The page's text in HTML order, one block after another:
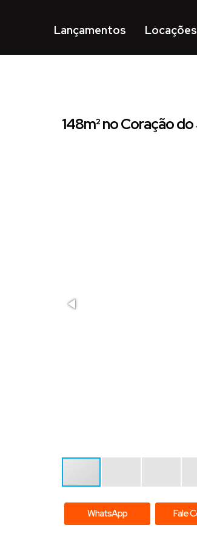
Locações
Lançamentos
148m² no Coração
WhatsApp Fale